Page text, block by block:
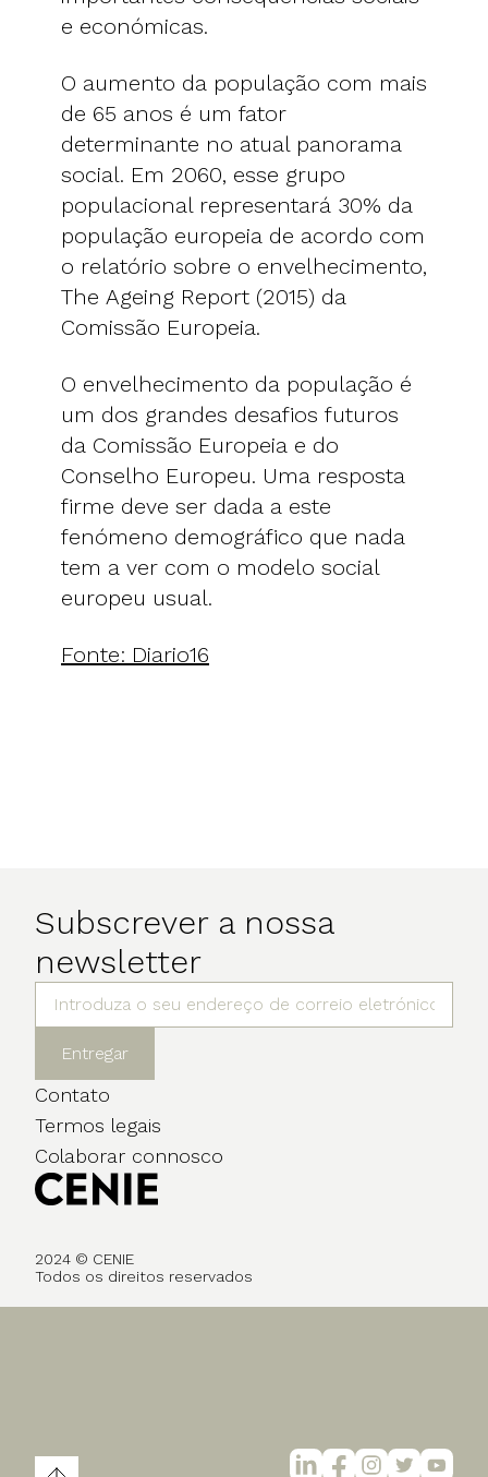
e económicas.
O aumento da população com mais
de 65 anos é um fator
determinante no atual panorama
social. Em 2060, esse grupo
populacional representará 30% da
população europeia de acordo com
o relatório sobre o envelhecimento,
The Ageing Report (2015) da
Comissão Europeia.
O envelhecimento da população é
um dos grandes desafios futuros
da Comissão Europeia e do
Conselho Europeu. Uma resposta
firme deve ser dada a este
fenómeno demográfico que nada
tem a ver com o modelo social
europeu usual.
Fonte: Diario16
Subscrever a nossa
newsletter
Entregar
Contato
Termos legais
Colaborar connosco
2024 © CENIE
Todos os direitos reservados